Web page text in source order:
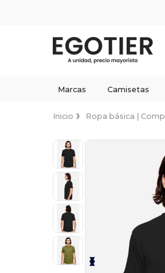
Marcas Camisetas
Inicio Ropa básica |